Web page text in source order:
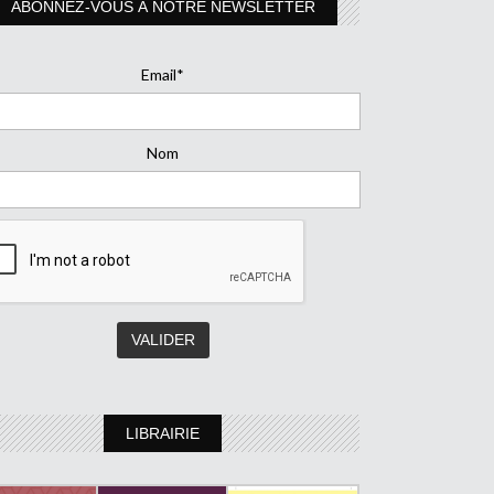
ABONNEZ-VOUS À NOTRE NEWSLETTER
Email*
Nom
LIBRAIRIE